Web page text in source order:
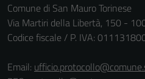
Comune di San Mauro Torinese
Via Martiri della Libertà, 150 -
Codice fiscale / P. IVA:
Email: